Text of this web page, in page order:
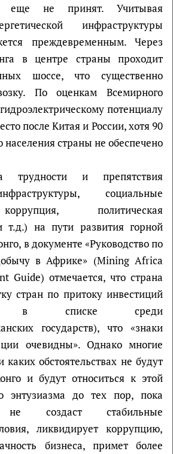
еще не принят. Учитывая
инфраструктуры
преждевременным. Через
в центре страны проходит
шоссе, что существенно
По оценкам Всемирного
потенциалу
после Китая и России, хотя 90
населения страны не обеспечено
трудности и препятствия
социальные
политическая
т.д.) на пути развития горной
в документе «Руководство по
в Африке» (Mining Africa
Guide) отмечается, что страна
стран по притоку инвестиций
в списке среди
государств), что «знаки
очевидны». Однако многие
обстоятельствах не будут
и будут относиться к этой
энтузиазма до тех пор, пока
не создаст стабильные
ликвидирует коррупцию,
бизнеса, примет более